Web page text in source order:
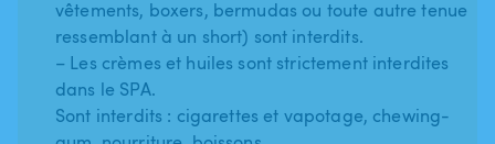
vêtements, boxers, bermudas ou toute autre tenue
ressemblant à un short) sont interdits.
– Les crèmes et huiles sont strictement interdites
dans le SPA.
Sont interdits : cigarettes et vapotage, chewing-